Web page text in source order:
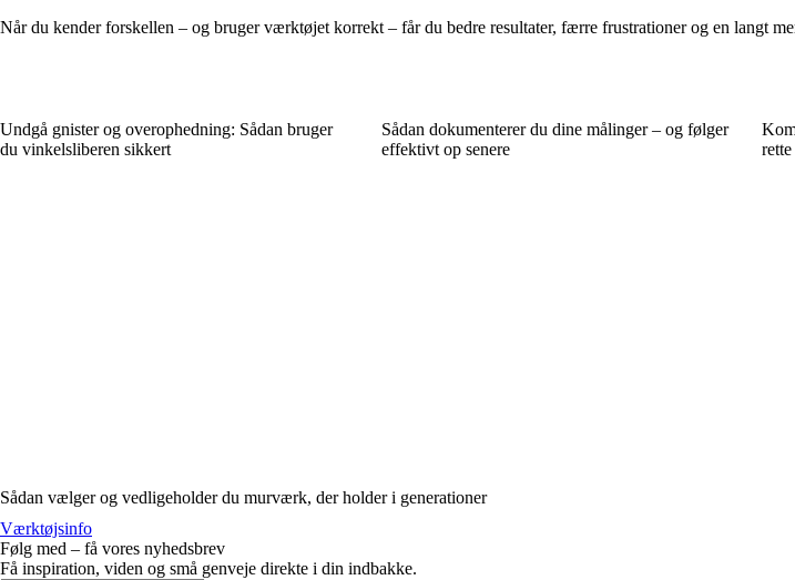
Når du kender forskellen – og bruger værktøjet korrekt – får du bedre resultater, færre frustrationer og en langt
Undgå gnister og overophedning: Sådan bruger
du vinkelsliberen sikkert
Sådan dokumenterer du dine målinger – og følger
effektivt op senere
Sådan vælger og vedligeholder du murværk, der holder i generationer
Værktøjsinfo
Følg med – få vores nyhedsbrev
Få inspiration, viden og små genveje direkte i din indbakke.